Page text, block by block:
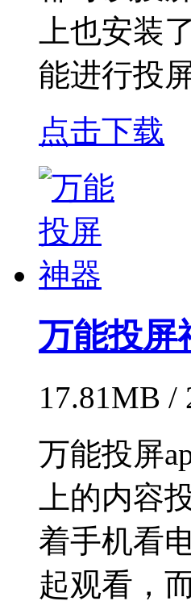
上也安装
能进行投
点击下载
万能投屏
17.81MB /
万能投屏
上的内容
着手机看
起观看，